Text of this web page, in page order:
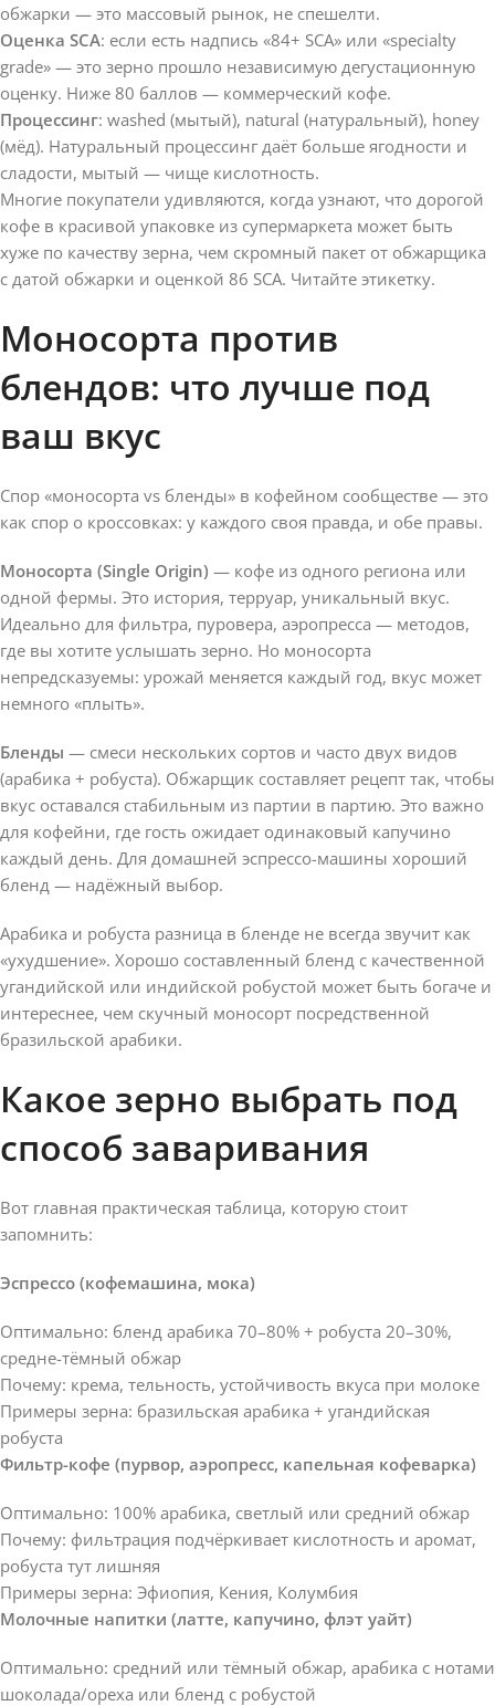
обжарки — это массовый рынок, не спешелти.
Оценка SCA: если есть надпись «84+ SCA» или «specialty
grade» — это зерно прошло независимую дегустационную
оценку. Ниже 80 баллов — коммерческий кофе.
Процессинг: washed (мытый), natural (натуральный), honey
(мёд). Натуральный процессинг даёт больше ягодности и
сладости, мытый — чище кислотность.
Многие покупатели удивляются, когда узнают, что дорогой
кофе в красивой упаковке из супермаркета может быть
хуже по качеству зерна, чем скромный пакет от обжарщика
с датой обжарки и оценкой 86 SCA. Читайте этикетку.
Моносорта против
блендов: что лучше под
ваш вкус
Спор «моносорта vs бленды» в кофейном сообществе — это
как спор о кроссовках: у каждого своя правда, и обе правы.
Моносорта (Single Origin) — кофе из одного региона или
одной фермы. Это история, терруар, уникальный вкус.
Идеально для фильтра, пуровера, аэропресса — методов,
где вы хотите услышать зерно. Но моносорта
непредсказуемы: урожай меняется каждый год, вкус может
немного «плыть».
Бленды — смеси нескольких сортов и часто двух видов
(арабика + робуста). Обжарщик составляет рецепт так, чтобы
вкус оставался стабильным из партии в партию. Это важно
для кофейни, где гость ожидает одинаковый капучино
каждый день. Для домашней эспрессо-машины хороший
бленд — надёжный выбор.
Арабика и робуста разница в бленде не всегда звучит как
«ухудшение». Хорошо составленный бленд с качественной
угандийской или индийской робустой может быть богаче и
интереснее, чем скучный моносорт посредственной
бразильской арабики.
Какое зерно выбрать под
способ заваривания
Вот главная практическая таблица, которую стоит
запомнить:
Эспрессо (кофемашина, мока)
Оптимально: бленд арабика 70–80% + робуста 20–30%,
средне-тёмный обжар
Почему: крема, тельность, устойчивость вкуса при молоке
Примеры зерна: бразильская арабика + угандийская
робуста
Фильтр-кофе (пурвор, аэропресс, капельная кофеварка)
Оптимально: 100% арабика, светлый или средний обжар
Почему: фильтрация подчёркивает кислотность и аромат,
робуста тут лишняя
Примеры зерна: Эфиопия, Кения, Колумбия
Молочные напитки (латте, капучино, флэт уайт)
Оптимально: средний или тёмный обжар, арабика с нотами
шоколада/ореха или бленд с робустой